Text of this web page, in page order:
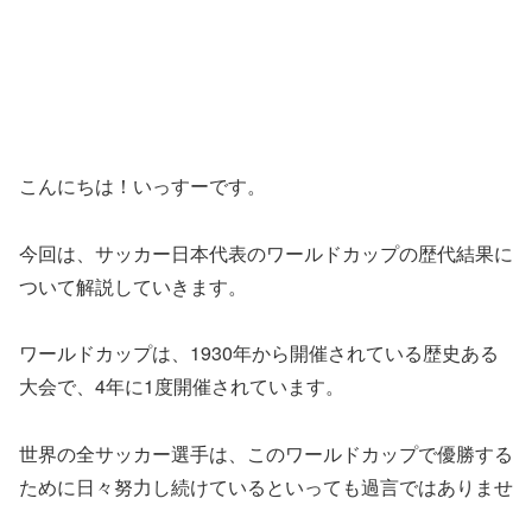
こんにちは！いっすーです。
今回は、サッカー日本代表のワールドカップの歴代結果に
ついて解説していきます。
ワールドカップは、1930年から開催されている歴史ある
大会で、4年に1度開催されています。
世界の全サッカー選手は、このワールドカップで優勝する
ために日々努力し続けているといっても過言ではありませ